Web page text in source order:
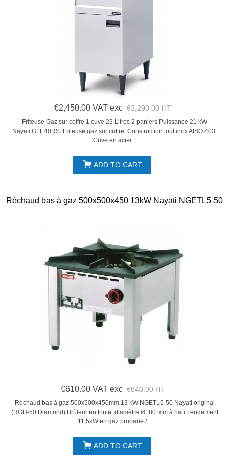
€2,450.00 VAT exc €3,290.00 HT
Friteuse Gaz sur coffre 1 cuve 23 Litres 2 paniers Puissance 21 kW
Nayati GFE40RS. Friteuse gaz sur coffre. Construction tout inox AISO 403.
Cuve en acier...
ADD TO CART
Réchaud bas à gaz 500x500x450 13kW Nayati NGETL5-50
€610.00 VAT exc €840.00 HT
Réchaud bas à gaz 500x500x450mm 13 kW NGETL5-50 Nayati original
(RGH-50 Diamond) Brûleur en fonte, diamètre Ø180 mm à haut rendement
11,5kW en gaz propane /...
ADD TO CART